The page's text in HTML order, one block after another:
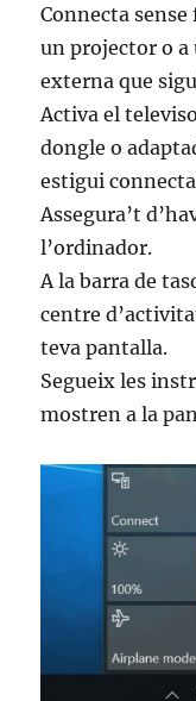
Connecta
un projector o
externa que
Activa el
dongle o
estigui
Assegura’t
l’ordinador.
A la barra de
centre
teva pantalla.
Segueix les
mostren a la